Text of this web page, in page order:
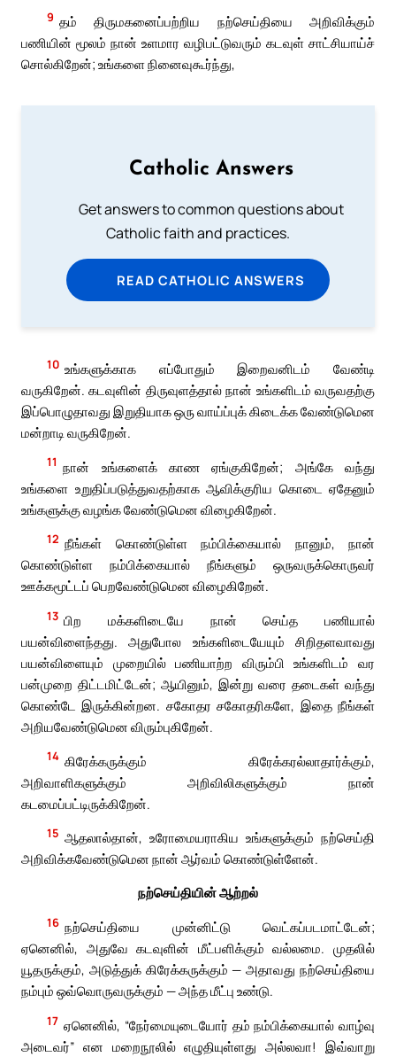
9 தம் திருமகனைப்பற்றிய நற்செய்தியை அறிவிக்கும்
பணியின் மூலம் நான் உளமார வழிபட்டுவரும் கடவுள் சாட்சியாய்ச்
சொல்கிறேன்; உங்களை நினைவுகூர்ந்து,
Catholic Answers
Get answers to common questions about
Catholic faith and practices.
READ CATHOLIC ANSWERS
10 உங்களுக்காக எப்போதும் இறைவனிடம் வேண்டி
வருகிறேன். கடவுளின் திருவுளத்தால் நான் உங்களிடம் வருவதற்கு
இப்பொழுதாவது இறுதியாக ஒரு வாய்ப்புக் கிடைக்க வேண்டுமென
மன்றாடி வருகிறேன்.
11 நான் உங்களைக் காண ஏங்குகிறேன்; அங்கே வந்து
உங்களை உறுதிப்படுத்துவதற்காக ஆவிக்குரிய கொடை ஏதேனும்
உங்களுக்கு வழங்க வேண்டுமென விழைகிறேன்.
12 நீங்கள் கொண்டுள்ள நம்பிக்கையால் நானும், நான்
கொண்டுள்ள நம்பிக்கையால் நீங்களும் ஒருவருக்கொருவர்
ஊக்கமூட்டப் பெறவேண்டுமென விழைகிறேன்.
13 பிற மக்களிடையே நான் செய்த பணியால்
பயன்விளைந்தது. அதுபோல உங்களிடையேயும் சிறிதளவாவது
பயன்விளையும் முறையில் பணியாற்ற விரும்பி உங்களிடம் வர
பன்முறை திட்டமிட்டேன்; ஆயினும், இன்று வரை தடைகள் வந்து
கொண்டே இருக்கின்றன. சகோதர சகோதரிகளே, இதை நீங்கள்
அறியவேண்டுமென விரும்புகிறேன்.
14 கிரேக்கருக்கும் கிரேக்கரல்லாதார்க்கும்,
அறிவாளிகளுக்கும் அறிவிலிகளுக்கும் நான்
கடமைப்பட்டிருக்கிறேன்.
15 ஆதலால்தான், உரோமையராகிய உங்களுக்கும் நற்செய்தி
அறிவிக்கவேண்டுமென நான் ஆர்வம் கொண்டுள்ளேன்.
நற்செய்தியின் ஆற்றல்
16 நற்செய்தியை முன்னிட்டு வெட்கப்படமாட்டேன்;
ஏனெனில், அதுவே கடவுளின் மீட்பளிக்கும் வல்லமை. முதலில்
யூதருக்கும், அடுத்துக் கிரேக்கருக்கும் — அதாவது நற்செய்தியை
நம்பும் ஒவ்வொருவருக்கும் — அந்த மீட்பு உண்டு.
17 ஏனெனில், “நேர்மையுடையோர் தம் நம்பிக்கையால் வாழ்வு
அடைவர்” என மறைநூலில் எழுதியுள்ளது அல்லவா! இவ்வாறு